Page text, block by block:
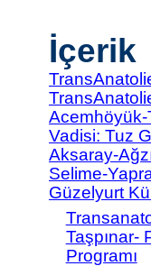
İçerik
Acemhöyük-
Vadisi: Tuz
Aksaray-
Selime-
Güzelyurt
Taşpınar-
Programı